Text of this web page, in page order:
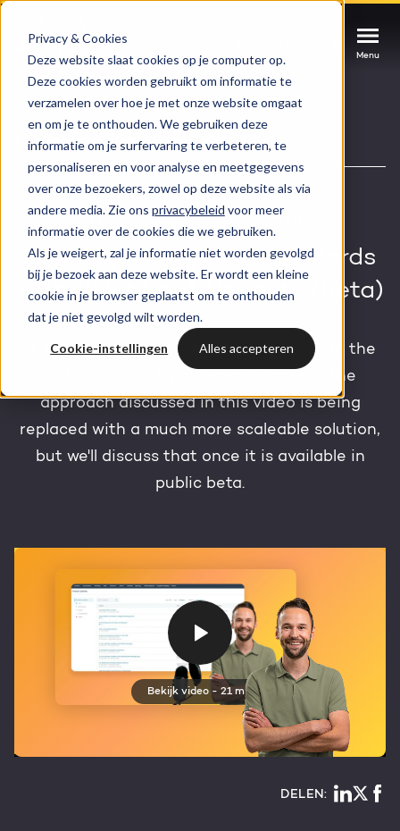
Privacy & Cookies
Deze website slaat cookies op je computer op.
Deze cookies worden gebruikt om informatie te
verzamelen over hoe je met onze website omgaat
en om je te onthouden. We gebruiken deze
informatie om je surfervaring te verbeteren, te
personaliseren en voor analyse en meetgegevens
over onze bezoekers, zowel op deze website als via
andere media. Zie ons privacybeleid voor meer
informatie over de cookies die we gebruiken.
Als je weigert, zal je informatie niet worden gevolgd
bij je bezoek aan deze website. Er wordt een kleine
cookie in je browser geplaatst om te onthouden
dat je niet gevolgd wilt worden.
Cookie-instellingen Alles accepteren
Menu
Menu
HUBSPOT SERVICES
HubSpot implementatie
HubSpot automations
HubSpot integraties
GROWTH SERVICES
Groeistrategie
Digital marketing
Marketing automation
Content & design
Cases
Branches
Bright
WELKOM BIJ BRIGHT
Team
HUBSPOT ELITE PARTNER
HubSpot partner
Werken bij
Inspiratie
Kennisbank
PORTAL REVIEW
Haal alles uit je HubSpot licentie
Menu
Could not loads results. Please refresh the
page.
Video overzicht
VIDEOHUBSPOT DEVELOPMENT
Building HubSpot CRM Cards
with #HubSpot Projects (beta)
HubSpot is moving fast when it comes to the
HubSpot Developer experience, and the
approach discussed in this video is being
replaced with a much more scaleable solution,
but we'll discuss that once it is available in
public beta.
Bekijk video - 21 min
DELEN: